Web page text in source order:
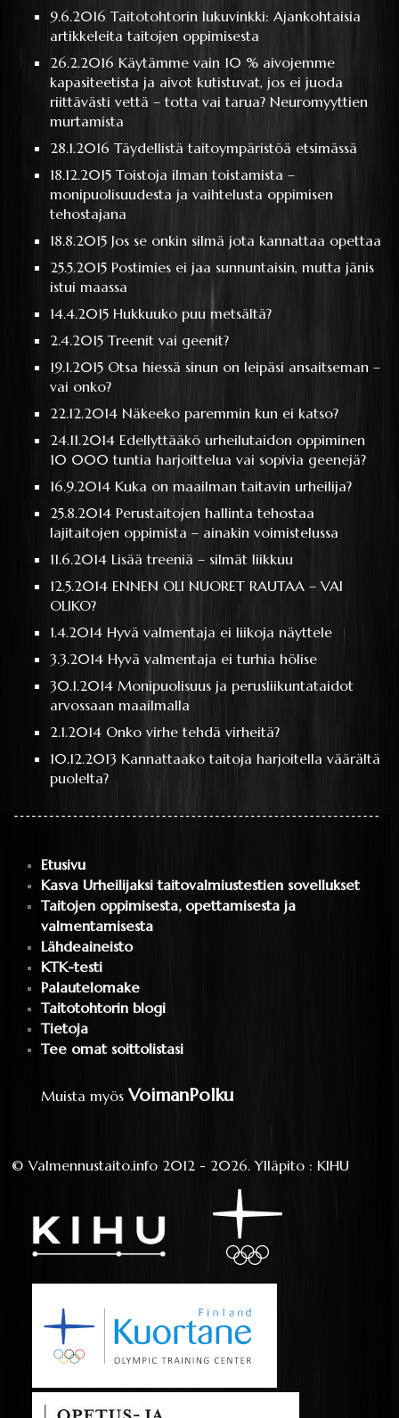
9.6.2016Taitotohtorin lukuvinkki: Ajankohtaisia
artikkeleita taitojen oppimisesta
26.2.2016Käytämme vain 10 % aivojemme
kapasiteetista ja aivot kutistuvat, jos ei juoda
riittävästi vettä – totta vai tarua? Neuromyyttien
murtamista
28.1.2016Täydellistä taitoympäristöä etsimässä
18.12.2015Toistoja ilman toistamista –
monipuolisuudesta ja vaihtelusta oppimisen
tehostajana
18.8.2015 Jos se onkin silmä jota kannattaa opettaa
25.5.2015Postimies ei jaa sunnuntaisin, mutta jänis
istui maassa
14.4.2015Hukkuuko puu metsältä?
2.4.2015Treenit vai geenit?
19.1.2015 Otsa hiessä sinun on leipäsi ansaitseman –
vai onko?
22.12.2014Näkeeko paremmin kun ei katso?
24.11.2014Edellyttääkö urheilutaidon oppiminen
10 000 tuntia harjoittelua vai sopivia geenejä?
16.9.2014Kuka on maailman taitavin urheilija?
25.8.2014Perustaitojen hallinta tehostaa
lajitaitojen oppimista – ainakin voimistelussa
11.6.2014Lisää treeniä – silmät liikkuu
12.5.2014ENNEN OLI NUORET RAUTAA – VAI
OLIKO?
1.4.2014Hyvä valmentaja ei liikoja näyttele
3.3.2014Hyvä valmentaja ei turhia hölise
30.1.2014Monipuolisuus ja perusliikuntataidot
arvossaan maailmalla
2.1.2014 Onko virhe tehdä virheitä?
10.12.2013Kannattaako taitoja harjoitella väärältä
puolelta?
Etusivu
Kasva Urheilijaksi taitovalmiustestien sovellukset
Taitojen oppimisesta, opettamisesta ja
valmentamisesta
Lähdeaineisto
KTK-testi
Palautelomake
Taitotohtorin blogi
Tietoja
Tee omat soittolistasi
Muista myös VoimanPolku
© Valmennustaito.info2012 - 2026.Ylläpito: KIHU